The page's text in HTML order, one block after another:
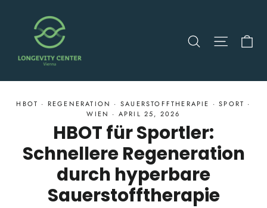
Suche
HBOT · REGENERATION · SAUERSTOFFTHERAPIE ·SPORT ·
WIEN · APRIL 25, 2026
HBOT für Sportler:
Schnellere Regeneration
durch hyperbare
Sauerstofftherapie